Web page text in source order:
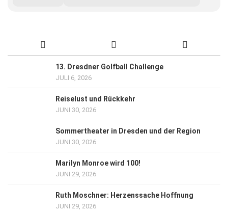
13. Dresdner Golfball Challenge
JULI 6, 2026
Reiselust und Rückkehr
JUNI 30, 2026
Sommertheater in Dresden und der Region
JUNI 30, 2026
Marilyn Monroe wird 100!
JUNI 29, 2026
Ruth Moschner: Herzenssache Hoffnung
JUNI 29, 2026